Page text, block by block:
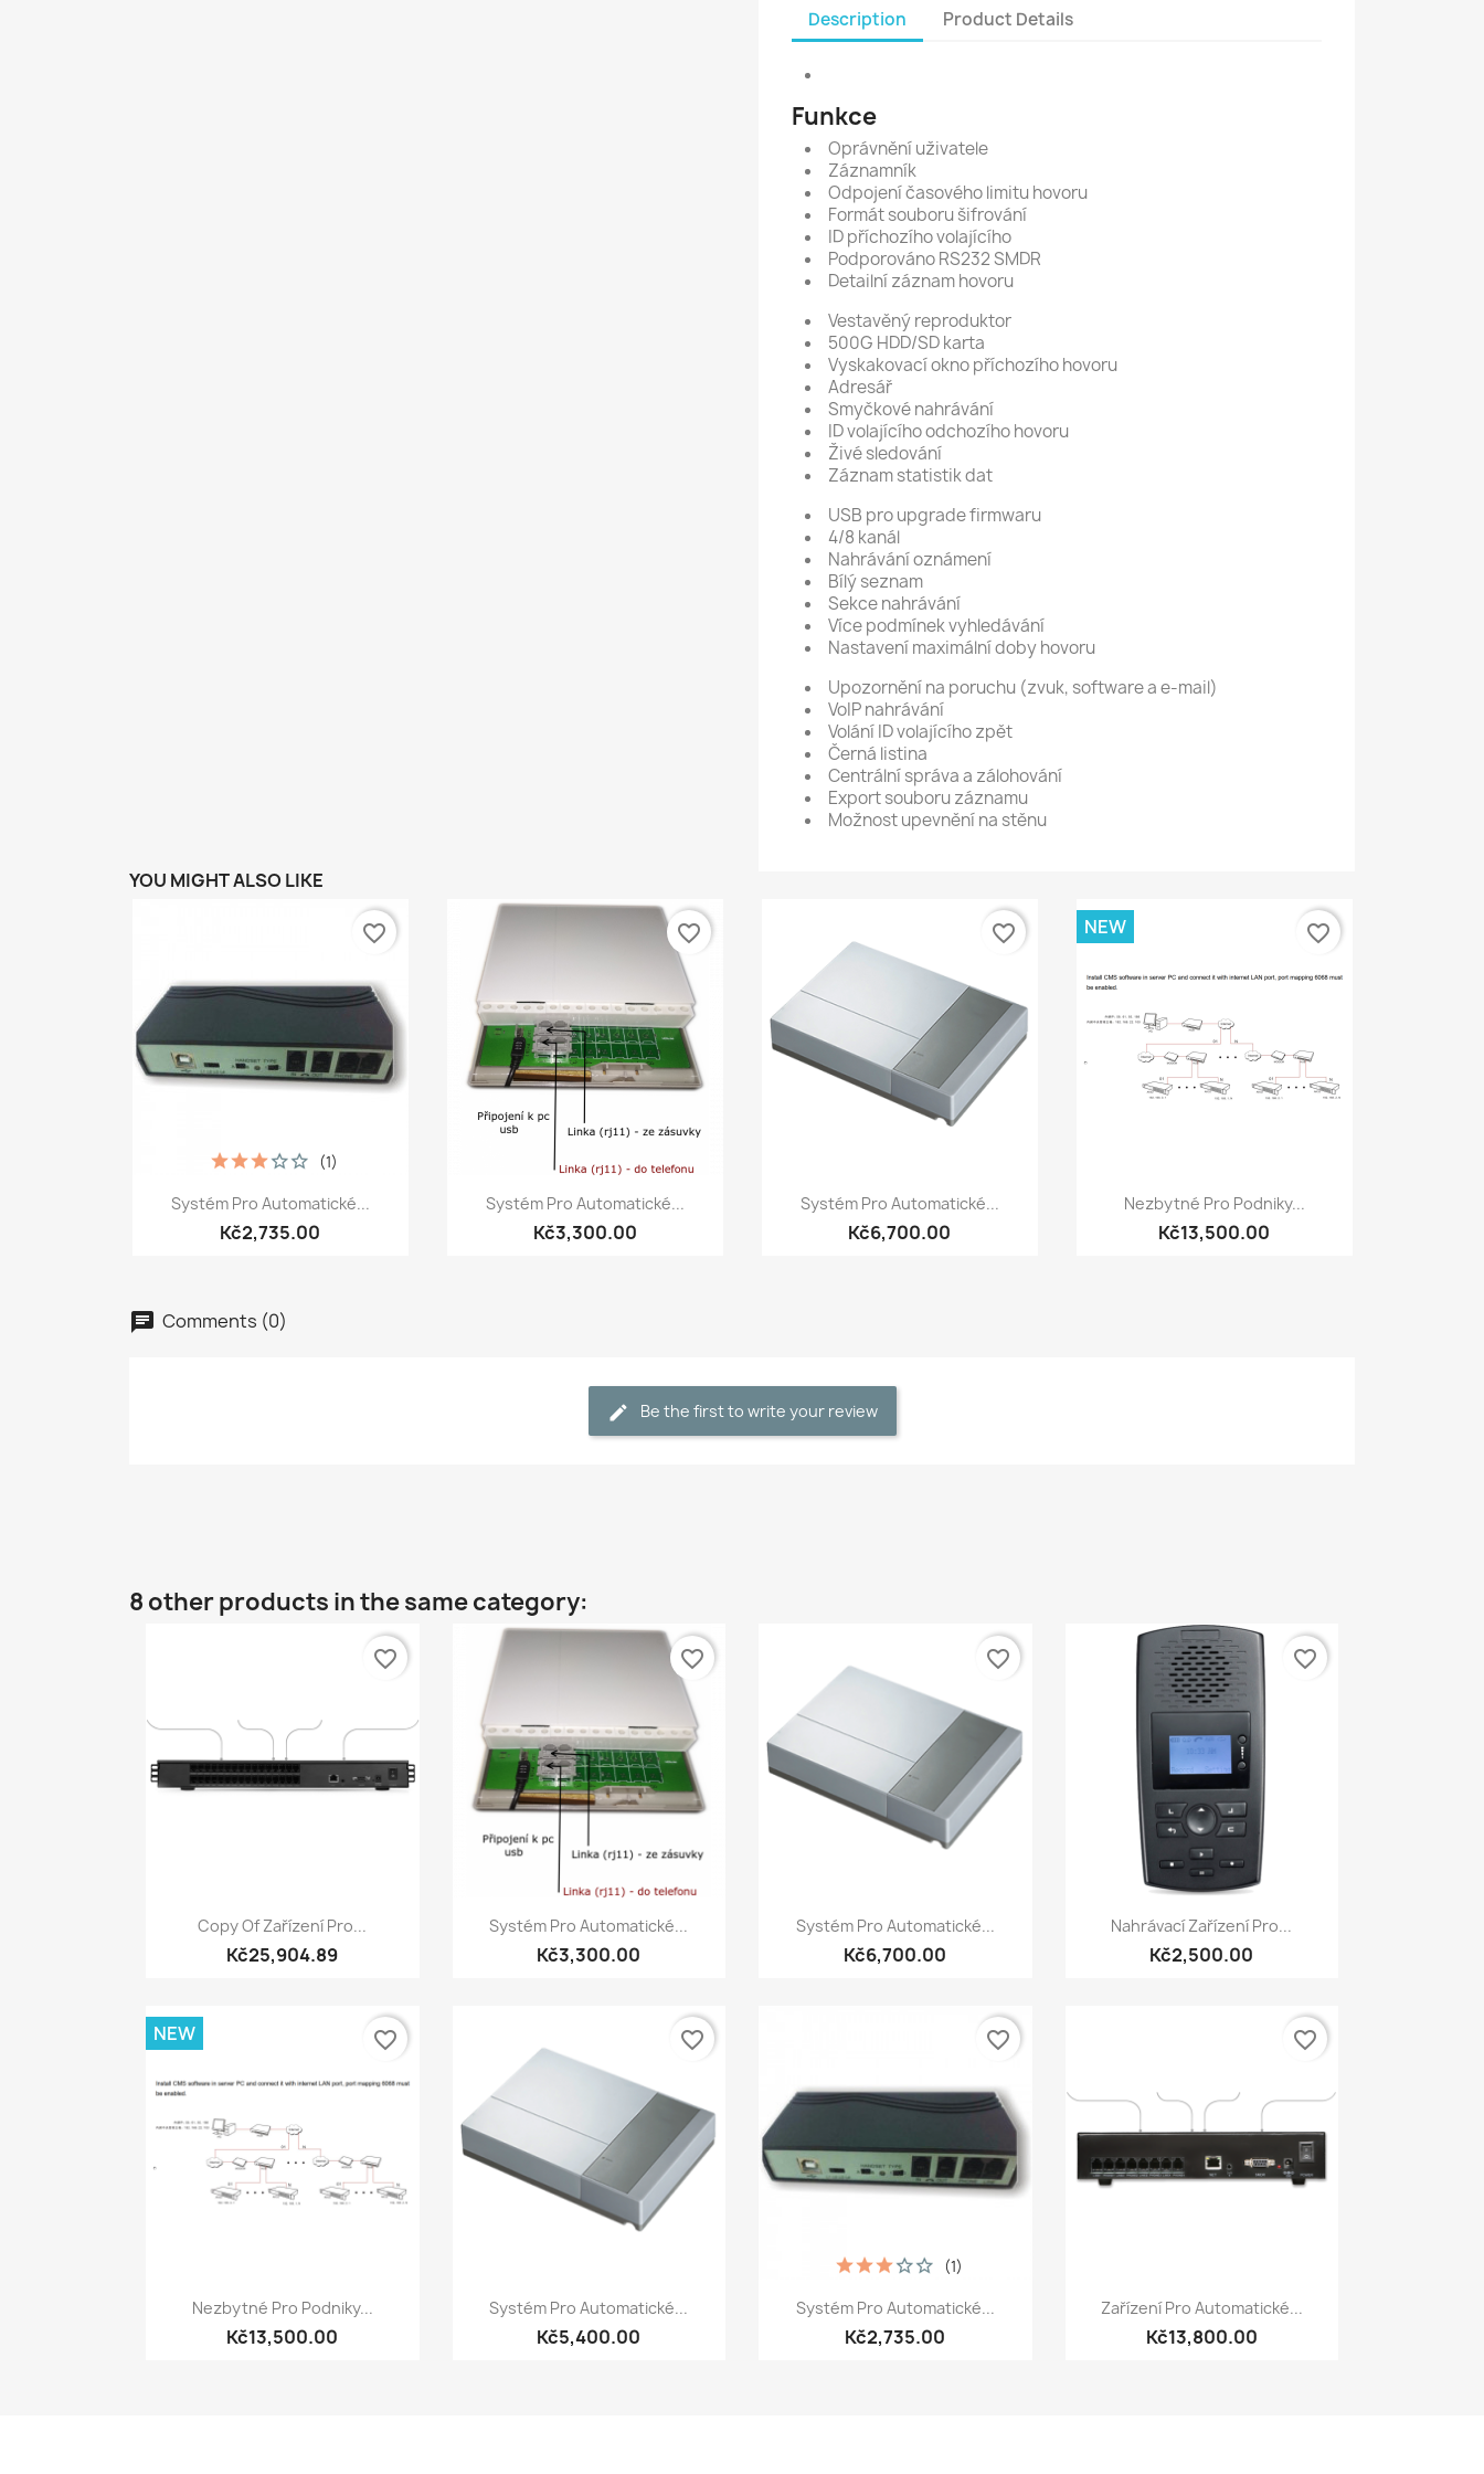
Description Product Details
Funkce
Oprávnění uživatele
Záznamník
Odpojení časového limitu hovoru
Formát souboru šifrování
ID příchozího volajícího
Podporováno RS232 SMDR
Detailní záznam hovoru
Vestavěný reproduktor
500G HDD/SD karta
Vyskakovací okno příchozího hovoru
Adresář
Smyčkové nahrávání
ID volajícího odchozího hovoru
Živé sledování
Záznam statistik dat
USB pro upgrade firmwaru
4/8 kanál
Nahrávání oznámení
Bílý seznam
Sekce nahrávání
Více podmínek vyhledávání
Nastavení maximální doby hovoru
Upozornění na poruchu (zvuk, software a e-mail)
VoIP nahrávání
Volání ID volajícího zpět
Černá listina
Centrální správa a zálohování
Export souboru záznamu
Možnost upevnění na stěnu
YOU MIGHT ALSO LIKE
Quick view
Systém Pro Automatické...
Kč2,735.00
(1)
favorite_border
Quick view
Systém Pro Automatické...
Kč3,300.00
favorite_border
Quick view
Systém Pro Automatické...
Kč6,700.00
favorite_border
Quick view
Nezbytné Pro Podniky...
Kč13,500.00
NEW favorite_border
Comments (0)
Be the first to write your review
8 other products in the same category:
Quick view
Copy Of Zařízení Pro...
Kč25,904.89
favorite_border
Quick view
Systém Pro Automatické...
Kč3,300.00
favorite_border
Quick view
Systém Pro Automatické...
Kč6,700.00
favorite_border
Quick view
Nahrávací Zařízení Pro...
Kč2,500.00
favorite_border
Quick view
Nezbytné Pro Podniky...
Kč13,500.00
NEW favorite_border
Quick view
Systém Pro Automatické...
Kč5,400.00
favorite_border
Quick view
Systém Pro Automatické...
Kč2,735.00
(1)
favorite_border
Quick view
Zařízení Pro Automatické...
Kč13,800.00
favorite_border